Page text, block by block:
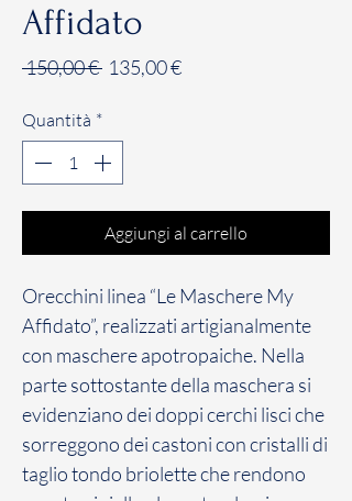
Affidato
150,00 € Prezzo
135,00 €Prezzo
Quantità *
Aggiungi al carrello
Orecchini linea “Le Maschere My
Affidato”, realizzati artigianalmente
con maschere apotropaiche. Nella
parte sottostante della maschera si
evidenziano dei doppi cerchi lisci che
sorreggono dei castoni con cristalli di
taglio tondo briolette che rendono